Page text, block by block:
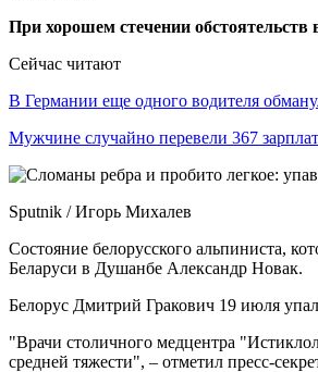
При хорошем стечении обстоятельств
Сейчас читают
В Германии еще одного водителя
Мужчине случайно перевели 367
Sputnik / Игорь Михалев
Состояние белорусского альпиниста,
Беларуси в Душанбе Александр Новак.
Белорус Дмитрий Гракович 19 июля
"Врачи столичного медцентра
средней тяжести", – отметил пресс-